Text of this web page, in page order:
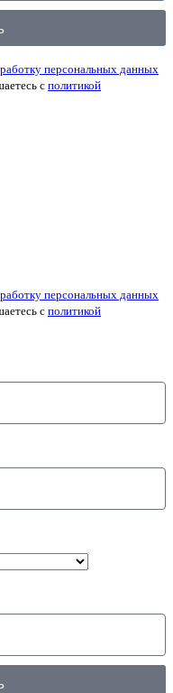
персональных данных
с политикой
персональных данных
с политикой